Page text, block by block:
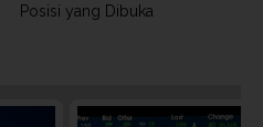
Posisi yang Dibuka